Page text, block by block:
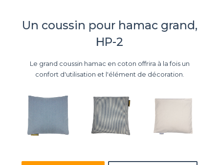
Un coussin pour hamac grand,
HP-2
Le grand coussin hamac en coton offrira à la fois un
confort d'utilisation et l'élément de décoration.